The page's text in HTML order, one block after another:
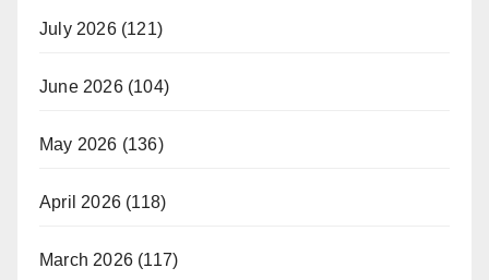
July 2026(121)
June 2026(104)
May 2026 (136)
April 2026 (118)
March 2026 (117)